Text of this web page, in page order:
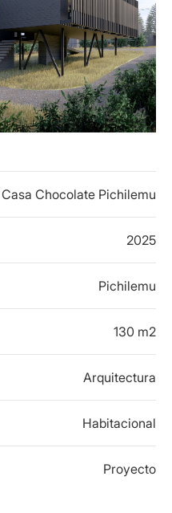
Casa Chocolate Pichilemu
2025
Pichilemu
130 m2
Arquitectura
Habitacional
Proyecto